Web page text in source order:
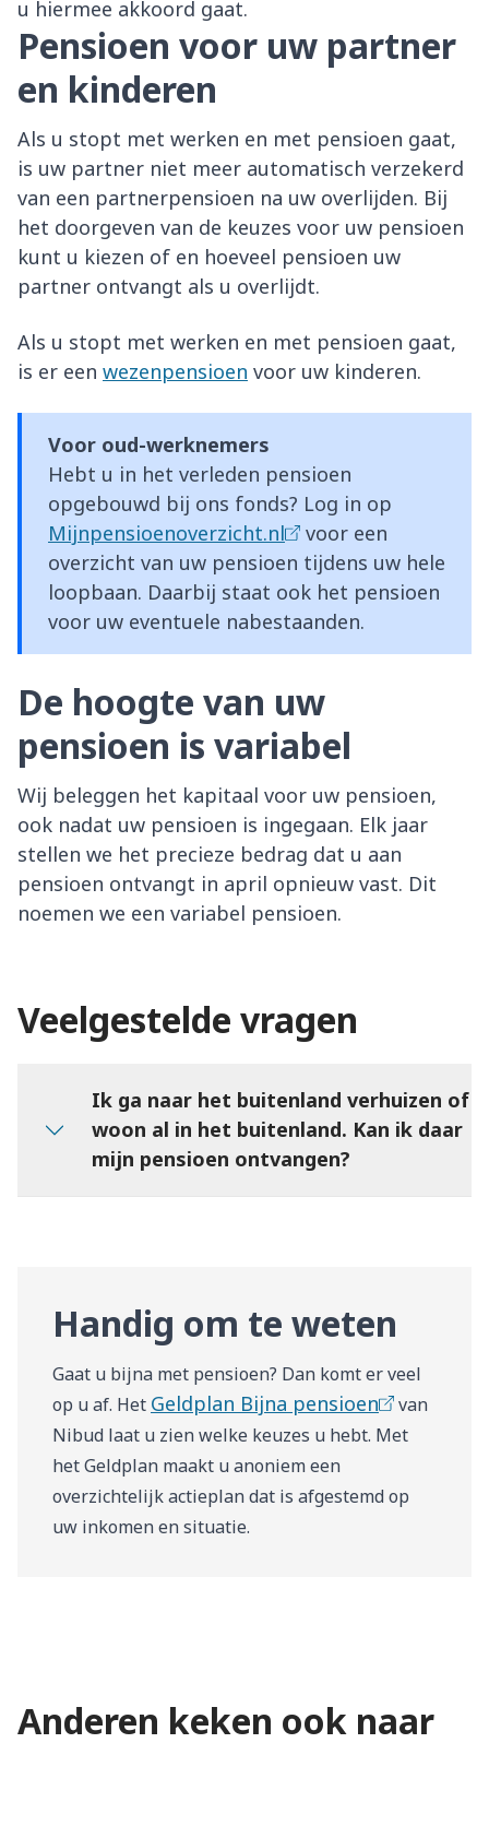
u hiermee akkoord gaat.
Pensioen voor uw partner
en kinderen
Als u stopt met werken en met pensioen gaat,
is uw partner niet meer automatisch verzekerd
van een partnerpensioen na uw overlijden. Bij
het doorgeven van de keuzes voor uw pensioen
kunt u kiezen of en hoeveel pensioen uw
partner ontvangt als u overlijdt.
Als u stopt met werken en met pensioen gaat,
is er een wezenpensioen voor uw kinderen.
Voor oud-werknemers
Hebt u in het verleden pensioen
opgebouwd bij ons fonds? Log in op
Mijnpensioenoverzicht.nl
voor een
overzicht van uw pensioen tijdens uw hele
loopbaan. Daarbij staat ook het pensioen
voor uw eventuele nabestaanden.
De hoogte van uw
pensioen is variabel
Wij beleggen het kapitaal voor uw pensioen,
ook nadat uw pensioen is ingegaan. Elk jaar
stellen we het precieze bedrag dat u aan
pensioen ontvangt in april opnieuw vast. Dit
noemen we een variabel pensioen.
Veelgestelde vragen
Ik ga naar het buitenland verhuizen of
woon al in het buitenland. Kan ik daar
mijn pensioen ontvangen?
Handig om te weten
Gaat u bijna met pensioen? Dan komt er veel
op u af. Het Geldplan Bijna pensioen
van
Nibud laat u zien welke keuzes u hebt. Met
het Geldplan maakt u anoniem een
overzichtelijk actieplan dat is afgestemd op
uw inkomen en situatie.
Anderen keken ook naar
Keuzes voor uw pensioen
Startdatum pensioen
Kapitaal opbouwen